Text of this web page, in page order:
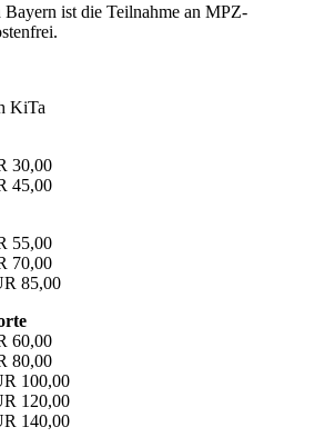
ist die Teilnahme an MPZ-
KiTa
30,00
45,00
55,00
70,00
85,00
60,00
80,00
100,00
120,00
140,00